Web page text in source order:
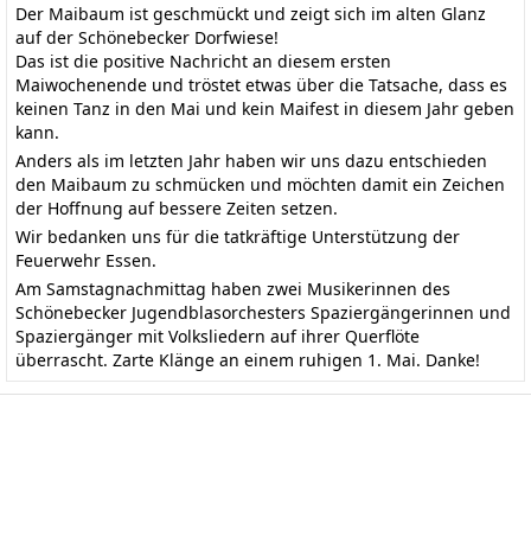
Der Maibaum ist geschmückt und zeigt sich im alten Glanz
auf der Schönebecker Dorfwiese!
Das ist die positive Nachricht an diesem ersten
Maiwochenende und tröstet etwas über die Tatsache, dass es
keinen Tanz in den Mai und kein Maifest in diesem Jahr geben
kann.
Anders als im letzten Jahr haben wir uns dazu entschieden
den Maibaum zu schmücken und möchten damit ein Zeichen
der Hoffnung auf bessere Zeiten setzen.
Wir bedanken uns für die tatkräftige Unterstützung der
Feuerwehr Essen.
Am Samstagnachmittag haben zwei Musikerinnen des
Schönebecker Jugendblasorchesters Spaziergängerinnen und
Spaziergänger mit Volksliedern auf ihrer Querflöte
überrascht. Zarte Klänge an einem ruhigen 1. Mai. Danke!